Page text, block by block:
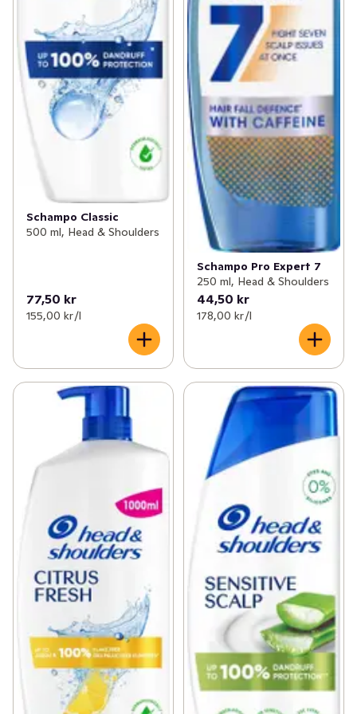
Schampo Classic
500 ml, Head & Shoulders
77,50 kr
155,00 kr /l
Schampo Pro Expert 7
250 ml, Head & Shoulders
44,50 kr
178,00 kr /l